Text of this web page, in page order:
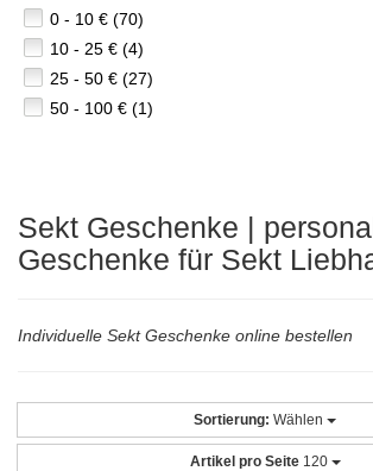
0 - 10 € (70)
10 - 25 € (4)
25 - 50 € (27)
50 - 100 € (1)
Sekt Geschenke |
Geschenke für Sekt
Individuelle Sekt Geschenke online bestellen
Sortierung: Wählen
Artikel pro Seite 120